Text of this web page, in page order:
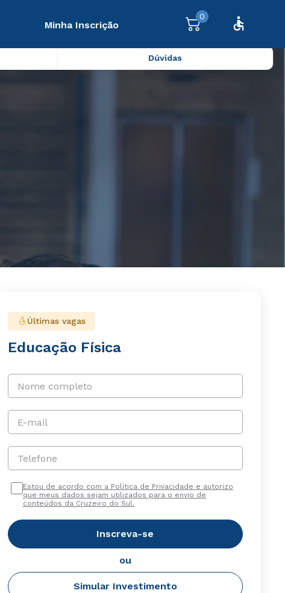
Minha Inscrição
0
Dúvidas
Últimas vagas
Educação Física
Nome completo
E-mail
Telefone
Estou de acordo com a Política de Privacidade e autorizo
que meus dados sejam utilizados para o envio de
conteúdos da Cruzeiro do Sul.
Inscreva-se
ou
Simular Investimento